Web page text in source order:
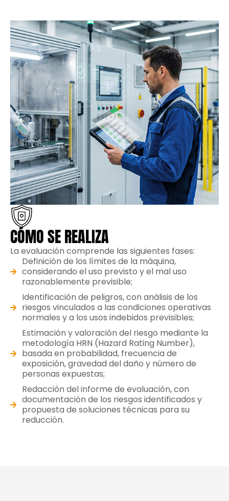
CÓMO SE REALIZA
La evaluación comprende las siguientes fases:
Definición de los límites de la máquina,
considerando el uso previsto y el mal uso
razonablemente previsible;
Identificación de peligros, con análisis de los
riesgos vinculados a las condiciones operativas
normales y a los usos indebidos previsibles;
Estimación y valoración del riesgo mediante la
metodología HRN (Hazard Rating Number),
basada en probabilidad, frecuencia de
exposición, gravedad del daño y número de
personas expuestas;
Redacción del informe de evaluación, con
documentación de los riesgos identificados y
propuesta de soluciones técnicas para su
reducción.